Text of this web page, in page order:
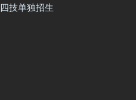
四技单独招生